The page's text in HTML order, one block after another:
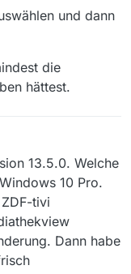
und dann
die
hättest.
13.5.0. Welche
10 Pro.
tivi
Dann habe